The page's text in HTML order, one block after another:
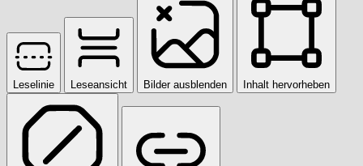
Leselinie Leseansicht Bilder ausblenden Inhalt hervorheben